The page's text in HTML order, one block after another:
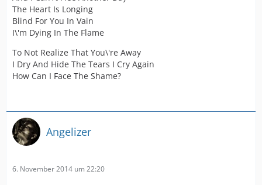
The Heart Is Longing
Blind For You In Vain
I\'m Dying In The Flame
To Not Realize That You\'re Away
I Dry And Hide The Tears I Cry Again
How Can I Face The Shame?
Angelizer
6. November 2014 um 22:20